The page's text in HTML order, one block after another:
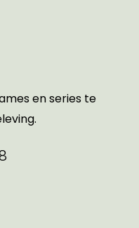
en series te